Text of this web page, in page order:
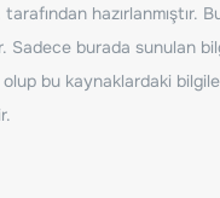
hazırlanmıştır.
burada sunulan
bu kaynaklardaki